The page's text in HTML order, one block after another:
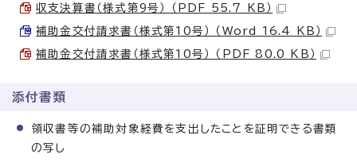
収支決算書（様式第9号） （PDF 55.7 KB）
補助金交付請求書（様式第10号） （Word 16.4 KB）
補助金交付請求書（様式第10号） （PDF 80.0 KB）
添付書類
領収書等の補助対象経費を支出したことを証明できる書類
の写し